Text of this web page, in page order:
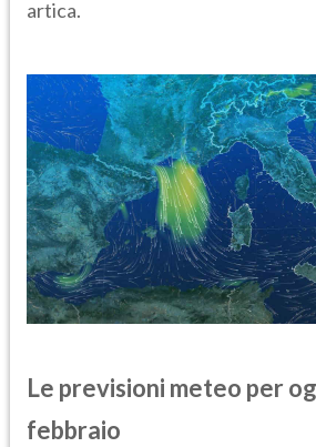
artica.
Le previsioni meteo per
febbraio